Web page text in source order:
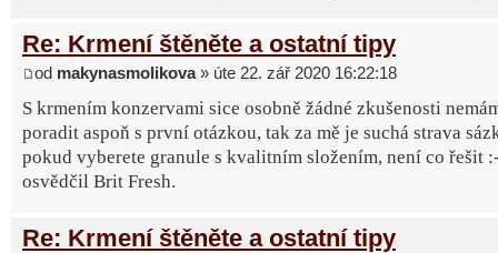
Re: Krmení štěněte a ostatní tipy
od makynasmolikova» úte 22. zář 2020 16:22:18
S krmením konzervami sice osobně žádné zkušenosti
poradit aspoň s první otázkou, tak za mě je suchá strava
pokud vyberete granule s kvalitním složením, není co řešit
osvědčil Brit Fresh.
Re: Krmení štěněte a ostatní tipy